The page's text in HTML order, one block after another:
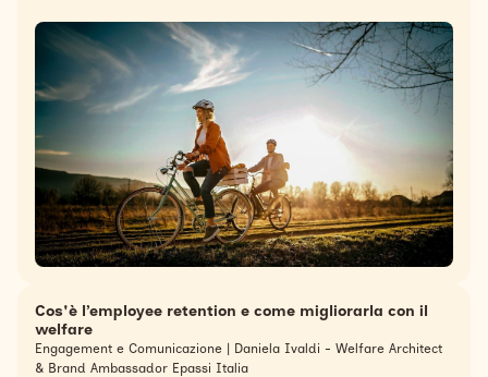
Cos'è l’employee retention e come migliorarla con il
welfare
Engagement e Comunicazione | Daniela Ivaldi - Welfare Architect
& Brand Ambassador Epassi Italia